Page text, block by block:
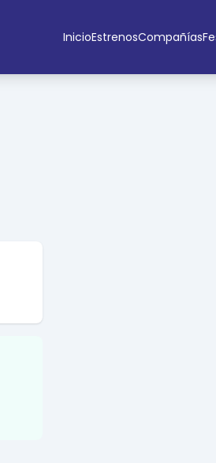
InicioEstrenosCompañías